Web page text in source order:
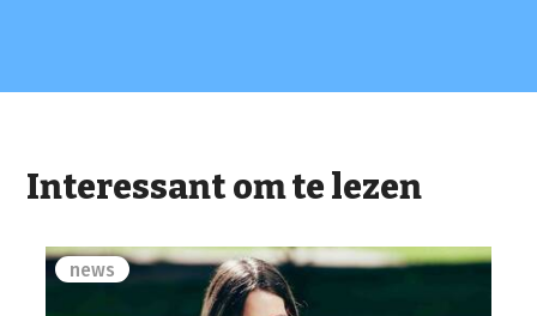
Interessant om te lezen
news